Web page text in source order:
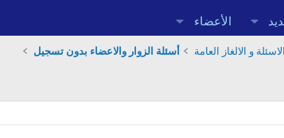
الأعضاء
و الالغاز العامة أسئلة الزوار والاعضاء بدون تسجيل